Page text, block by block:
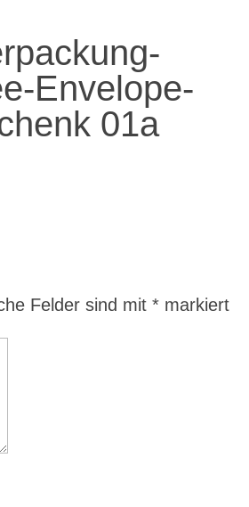
Envelope-
01a
Felder sind mit* markiert